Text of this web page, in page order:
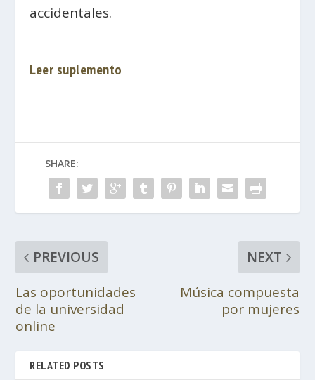
accidentales.
Leer suplemento
SHARE:
PREVIOUS
Las oportunidades
de la universidad
online
NEXT
Música compuesta
por mujeres
RELATED POSTS